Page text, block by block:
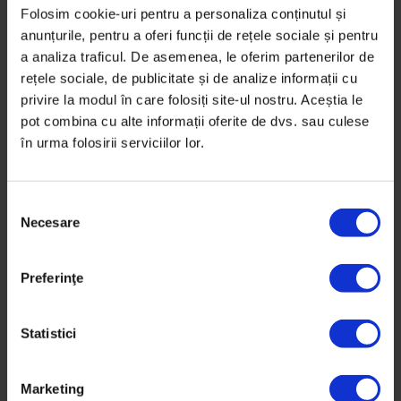
Folosim cookie-uri pentru a personaliza conținutul și
anunțurile, pentru a oferi funcții de rețele sociale și pentru
a analiza traficul. De asemenea, le oferim partenerilor de
rețele sociale, de publicitate și de analize informații cu
privire la modul în care folosiți site-ul nostru. Aceștia le
pot combina cu alte informații oferite de dvs. sau culese
în urma folosirii serviciilor lor.
Necesare
Preferinţe
Statistici
Marketing
favorabil pentru schimbare la Romsilva
„41 de direcții” silvice, spune inginerul silvic Sorin
Sfârlogea, înseamnă „41 de feluri diferite de a face
business”.
DeFlorin Stoican
Fotografii din arhiva personală
21 octombrie 2020